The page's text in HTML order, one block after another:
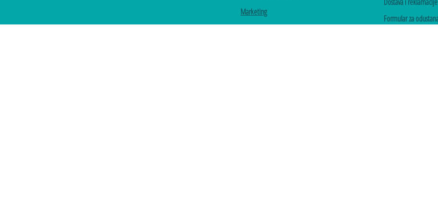
Marketing
Formular za